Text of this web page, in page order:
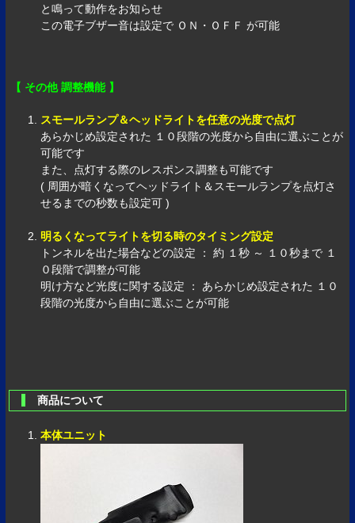
と鳴って動作をお知らせ
この電子ブザー音は設定で ＯＮ・ＯＦＦ が可能
【 その他 調整機能 】
スモールランプ＆ヘッドライトを任意の光度で点灯
あらかじめ設定された １０段階の光度から自由に選ぶことが
可能です
また、点灯する際のレスポンス調整も可能です
( 周囲が暗くなってヘッドライト＆スモールランプを点灯さ
せるまでの秒数も設定可 )
明るくなってライトを切る時のタイミング設定
トンネルを出た場合などの設定 ： 約 １秒 ～ １０秒まで １
０段階で調整が可能
明け方など光度に関する設定 ： あらかじめ設定された １０
段階の光度から自由に選ぶことが可能
商品について
本体ユニット